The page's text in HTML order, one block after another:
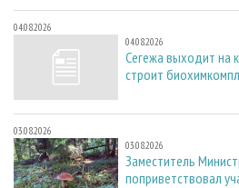
04.08.2026
04.08.2026
Сегежа выходит на
строит
03.08.2026
03.08.2026
Заместитель
поприветствовал